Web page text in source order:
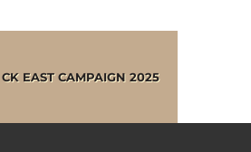
CK EAST CAMPAIGN 2025